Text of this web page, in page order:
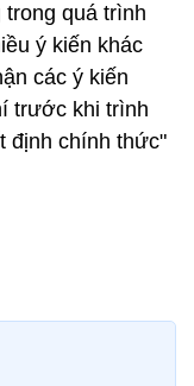
quá trình
ý kiến khác
các ý kiến
trước khi trình
định chính thức"